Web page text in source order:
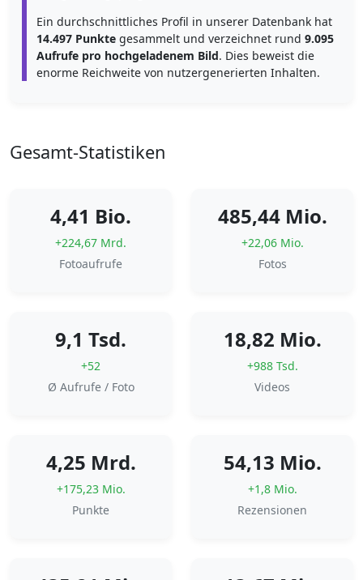
Ein durchschnittliches Profil in unserer Datenbank hat
14.497 Punkte gesammelt und verzeichnet rund 9.095
Aufrufe pro hochgeladenem Bild. Dies beweist die
enorme Reichweite von nutzergenerierten Inhalten.
Gesamt-Statistiken
4,41 Bio.
+224,67 Mrd.
Fotoaufrufe
485,44 Mio.
+22,06 Mio.
Fotos
9,1 Tsd.
+52
Ø Aufrufe / Foto
18,82 Mio.
+988 Tsd.
Videos
4,25 Mrd.
+175,23 Mio.
Punkte
54,13 Mio.
+1,8 Mio.
Rezensionen